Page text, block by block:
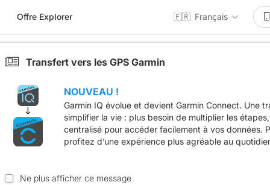
Offre Explorer 🇫🇷 Français
Transfert vers les GPS Garmin
NOUVEAU !
Garmin IQ évolue et devient Garmin Connect. Une
simplifier la vie : plus besoin de multiplier les
centralisé pour accéder facilement à vos données.
profitez d’une expérience plus agréable au
Ne plus afficher ce message